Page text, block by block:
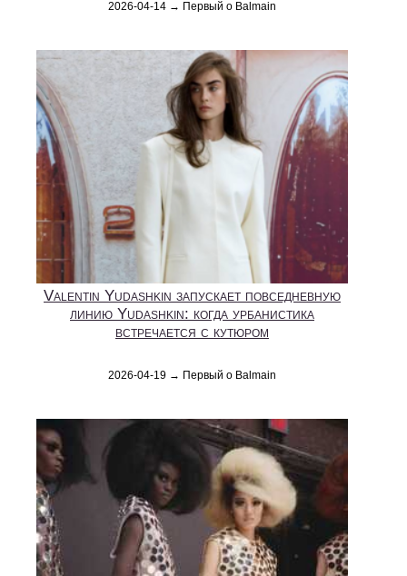
2026-04-14 → Первый о Balmain
Valentin Yudashkin запускает повседневную
линию Yudashkin: когда урбанистика
встречается с кутюром
2026-04-19 → Первый о Balmain